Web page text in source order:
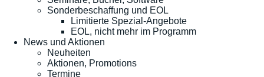
Sonderbeschaffung und EOL
Limitierte Spezial-Angebote
EOL, nicht mehr im Programm
News und Aktionen
Neuheiten
Aktionen, Promotions
Termine